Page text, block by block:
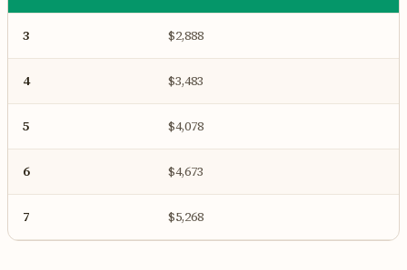
3 $2,888
4 $3,483
5 $4,078
6 $4,673
7 $5,268